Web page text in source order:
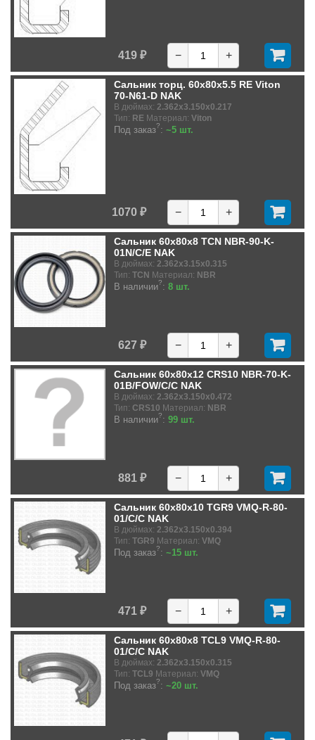
419 ₽ − +
Сальник торц. 60x80x5.5 RE Viton
70-N61-D NAK
В дюймах: 2.362x3.150x0.217
Тип: RE Материал: Viton
Под заказ?: ~5 шт.
1070 ₽ − +
Сальник 60x80x8 TCN NBR-90-K-
01N/C/E NAK
В дюймах: 2.362x3.15x0.315
Тип: TCN Материал: NBR
В наличии?: 8 шт.
627 ₽ − +
Сальник 60x80x12 CRS10 NBR-70-K-
01B/FOW/C/C NAK
В дюймах: 2.362x3.150x0.472
Тип: CRS10 Материал: NBR
В наличии?: 99 шт.
881 ₽ − +
Сальник 60x80x10 TGR9 VMQ-R-80-
01/C/C NAK
В дюймах: 2.362x3.150x0.394
Тип: TGR9 Материал: VMQ
Под заказ?: ~15 шт.
471 ₽ − +
Сальник 60x80x8 TCL9 VMQ-R-80-
01/C/C NAK
В дюймах: 2.362x3.150x0.315
Тип: TCL9 Материал: VMQ
Под заказ?: ~20 шт.